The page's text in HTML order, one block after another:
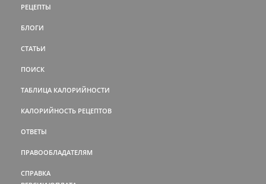
РЕЦЕПТЫ
БЛОГИ
СТАТЬИ
ПОИСК
ТАБЛИЦА КАЛОРИЙНОСТИ
КАЛОРИЙНОСТЬ РЕЦЕПТОВ
ОТВЕТЫ
ПРАВООБЛАДАТЕЛЯМ
СПРАВКА